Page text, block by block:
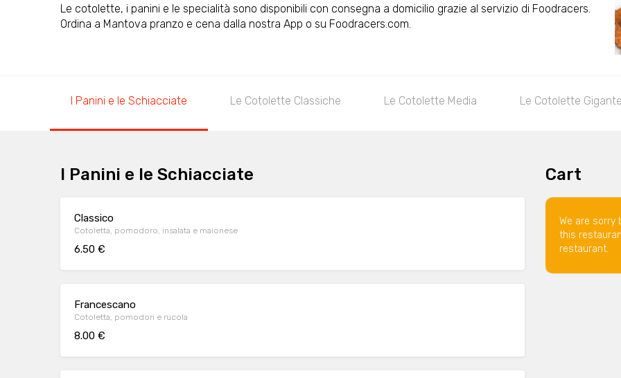
Le cotolette, i panini e le specialità sono disponibili con consegna a domicilio grazie al servizio di Foodracers.
Ordina a Mantova pranzo e cena dalla nostra App o su Foodracers.com.
I Panini e le Schiacciate Le Cotolette Classiche Le Cotolette Media Le Cotolette Gigante
I Panini e le Schiacciate
Classico
Cotoletta, pomodoro, insalata e maionese
6.50 €
Francescano
Cotoletta, pomodori e rucola
8.00 €
Cart
We are
this
restaurant.